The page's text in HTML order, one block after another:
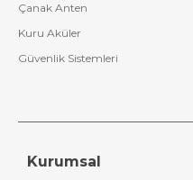
Çanak Anten
Kuru Aküler
Güvenlik Sistemleri
Kurumsal